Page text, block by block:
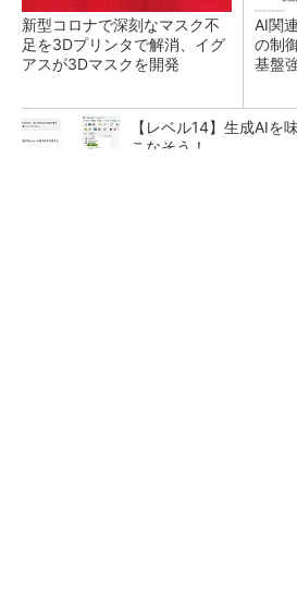
新型コロナで深刻なマスク不
足を3Dプリンタで解消、イグ
アスが3Dマスクを開発
AI関
の制
基盤
【レベル14】生成AIを
こなそう！